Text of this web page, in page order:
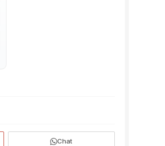
Chat